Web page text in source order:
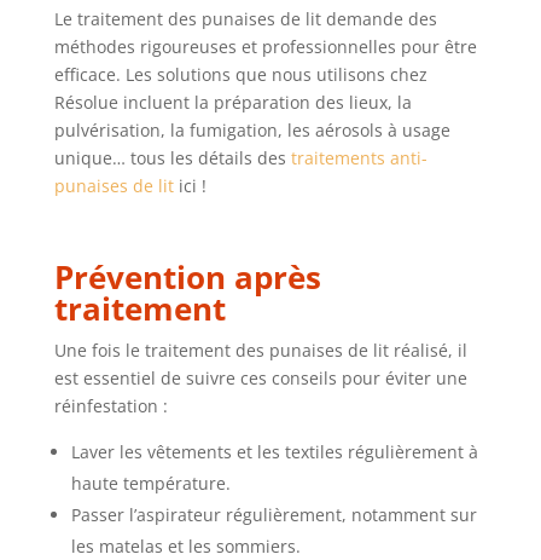
Le traitement des punaises de lit demande des
méthodes rigoureuses et professionnelles pour être
efficace. Les solutions que nous utilisons chez
Résolue incluent la préparation des lieux, la
pulvérisation, la fumigation, les aérosols à usage
unique… tous les détails des traitements anti-
punaises de litici !
Prévention après
traitement
Une fois le traitement des punaises de lit réalisé, il
est essentiel de suivre ces conseils pour éviter une
réinfestation :
Laver les vêtements et les textiles régulièrement à
haute température.
Passer l’aspirateur régulièrement, notamment sur
les matelas et les sommiers.